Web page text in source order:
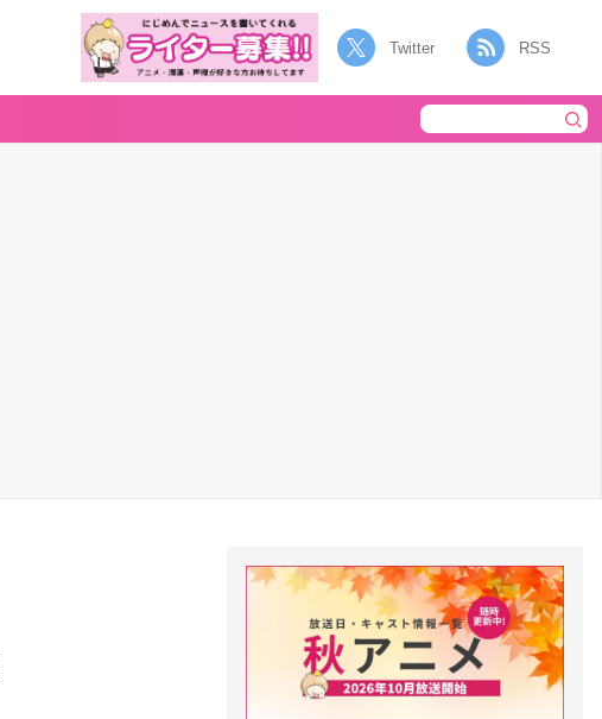
Twitter RSS